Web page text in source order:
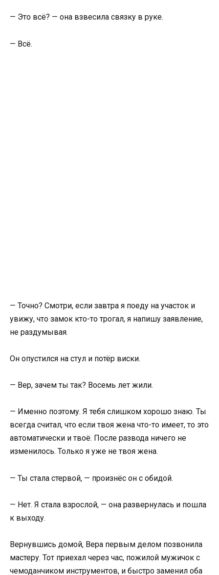
— Это всё? — она взвесила связку в руке.
— Всё.
— Точно? Смотри, если завтра я поеду на участок и
увижу, что замок кто-то трогал, я напишу заявление,
не раздумывая.
Он опустился на стул и потёр виски.
— Вер, зачем ты так? Восемь лет жили.
— Именно поэтому. Я тебя слишком хорошо знаю. Ты
всегда считал, что если твоя жена что-то имеет, то это
автоматически и твоё. После развода ничего не
изменилось. Только я уже не твоя жена.
— Ты стала стервой, — произнёс он с обидой.
— Нет. Я стала взрослой, — она развернулась и пошла
к выходу.
Вернувшись домой, Вера первым делом позвонила
мастеру. Тот приехал через час, пожилой мужичок с
чемоданчиком инструментов, и быстро заменил оба